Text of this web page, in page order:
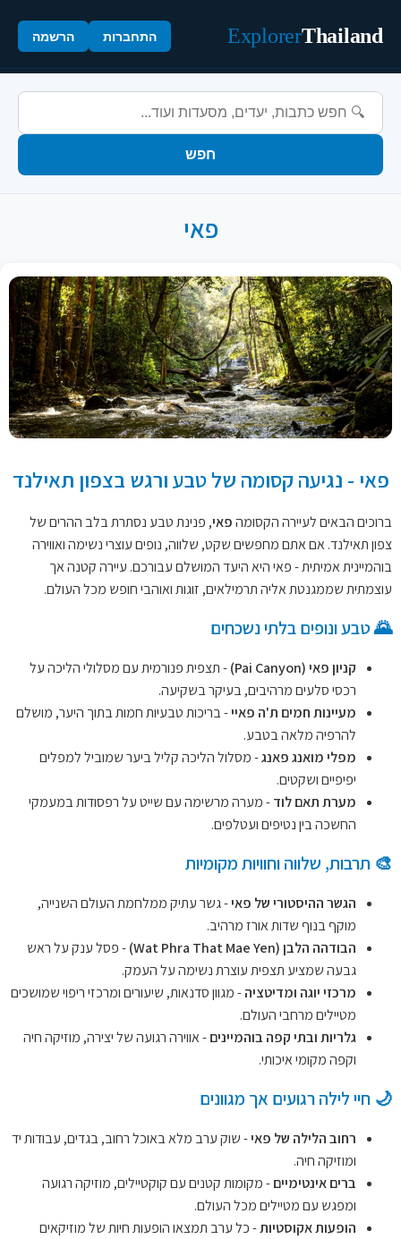
Thailand
Explorer התחברות הרשמה
חפש
פאי
פאי - נגיעה קסומה של טבע ורגש בצפון תאילנד
ברוכים הבאים לעיירה הקסומהפאי, פנינת טבע נסתרת בלב ההרים של
צפון תאילנד. אם אתם מחפשים שקט, שלווה, נופים עוצרי נשימה ואווירה
בוהמיינית אמיתית - פאי היא היעד המושלם עבורכם. עיירה קטנה אך
עוצמתית שממגנטת אליה תרמילאים, זוגות ואוהבי חופש מכל העולם.
🌄 טבע ונופים בלתי נשכחים
קניון פאי (Pai Canyon)
- תצפית פנורמית עם מסלולי הליכה על
רכסי סלעים מרהיבים, בעיקר בשקיעה.
מעיינות חמים ת'ה פאיי- בריכות טבעיות חמות בתוך היער, מושלם
להרפיה מלאה בטבע.
מפלי מואנג פאנג- מסלול הליכה קליל ביער שמוביל למפלים
יפיפיים ושקטים.
מערת תאם לוד- מערה מרשימה עם שייט על רפסודות במעמקי
החשכה בין נטיפים ועטלפים.
🎨 תרבות, שלווה וחוויות מקומיות
הגשר ההיסטורי של פאי- גשר עתיק ממלחמת העולם השנייה,
מוקף בנוף שדות אורז מרהיב.
הבודהה הלבן (Wat Phra That Mae Yen)
- פסל ענק על ראש
גבעה שמציע תצפית עוצרת נשימה על העמק.
מרכזי יוגה ומדיטציה- מגוון סדנאות, שיעורים ומרכזי ריפוי שמושכים
מטיילים מרחבי העולם.
גלריות ובתי קפה בוהמיינים- אווירה רגועה של יצירה, מוזיקה חיה
וקפה מקומי איכותי.
🌙 חיי לילה רגועים אך מגוונים
רחוב הלילה של פאי- שוק ערב מלא באוכל רחוב, בגדים, עבודות יד
ומוזיקה חיה.
ברים אינטימיים- מקומות קטנים עם קוקטיילים, מוזיקה רגועה
ומפגש עם מטיילים מכל העולם.
הופעות אקוסטיות- כל ערב תמצאו הופעות חיות של מוזיקאים